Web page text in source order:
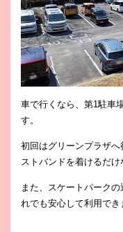
車で行くなら、第1駐車
す。
初回はグリーンプラザ
ストバンドを着けるだけ
また、スケートパーク
れでも安心して利用でき